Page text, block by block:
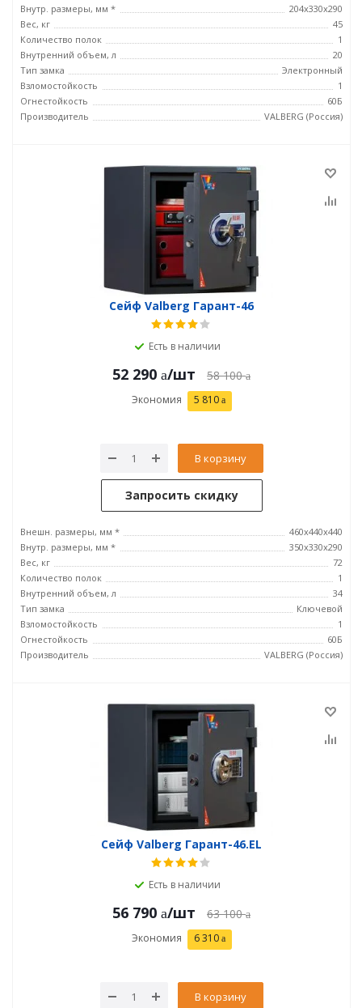
Внутр. размеры, мм *
204x330x290
Вес, кг
45
Количество полок
1
Внутренний объем, л
20
Тип замка
Электронный
Взломостойкость
1
Огнестойкость
60Б
Производитель
VALBERG (Россия)
Сейф Valberg Гарант-46
Есть в наличии
52 290 /шт 58 100
Экономия 5 810
В корзину
Запросить скидку
Внешн. размеры, мм *
460x440x440
Внутр. размеры, мм *
350х330х290
Вес, кг
72
Количество полок
1
Внутренний объем, л
34
Тип замка
Ключевой
Взломостойкость
1
Огнестойкость
60Б
Производитель
VALBERG (Россия)
Сейф Valberg Гарант-46.EL
Есть в наличии
56 790 /шт 63 100
Экономия 6 310
В корзину